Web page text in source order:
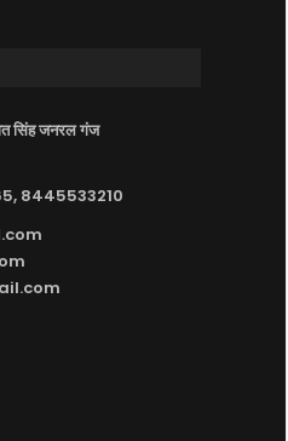
सिंह जनरल गंज
8445533210